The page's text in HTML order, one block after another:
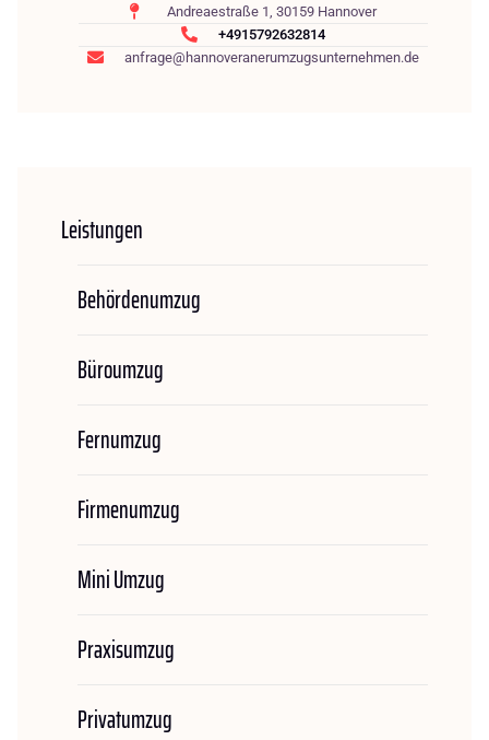
Andreaestraße 1, 30159 Hannover
+4915792632814
anfrage@hannoveranerumzugsunternehmen.de
Leistungen
Behördenumzug
Büroumzug
Fernumzug
Firmenumzug
Mini Umzug
Praxisumzug
Privatumzug